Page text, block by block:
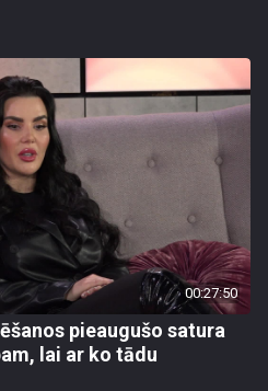
00:27:50
pieaugušo satura
lai ar ko tādu